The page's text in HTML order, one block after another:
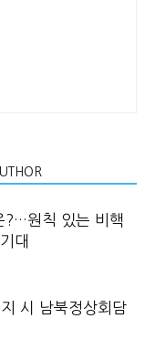
?…원칙 있는 비핵
대
시 남북정상회담